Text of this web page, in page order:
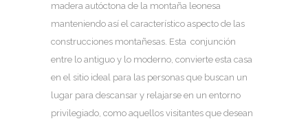
madera autóctona de la montaña leonesa
manteniendo así el característico aspecto de las
construcciones montañesas. Esta conjunción
entre lo antiguo y lo moderno, convierte esta casa
en el sitio ideal para las personas que buscan un
lugar para descansar y relajarse en un entorno
privilegiado, como aquellos visitantes que desean